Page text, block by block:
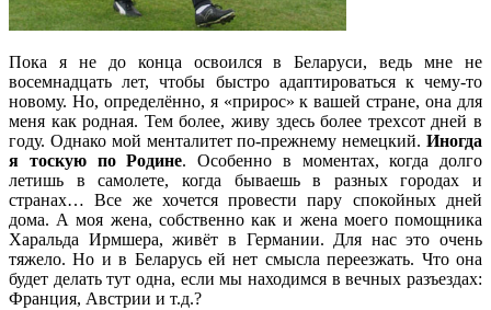
Пока я не до конца освоился в Беларуси, ведь мне не
восемнадцать лет, чтобы быстро адаптироваться к чему-то
новому. Но, определённо, я «прирос» к вашей стране, она для
меня как родная. Тем более, живу здесь более трехсот дней в
году. Однако мой менталитет по-прежнему немецкий. Иногда
я тоскую по Родине. Особенно в моментах, когда долго
летишь в самолете, когда бываешь в разных городах и
странах… Все же хочется провести пару спокойных дней
дома. А моя жена, собственно как и жена моего помощника
Харальда Ирмшера, живёт в Германии. Для нас это очень
тяжело. Но и в Беларусь ей нет смысла переезжать. Что она
будет делать тут одна, если мы находимся в вечных разъездах:
Франция, Австрии и т.д.?